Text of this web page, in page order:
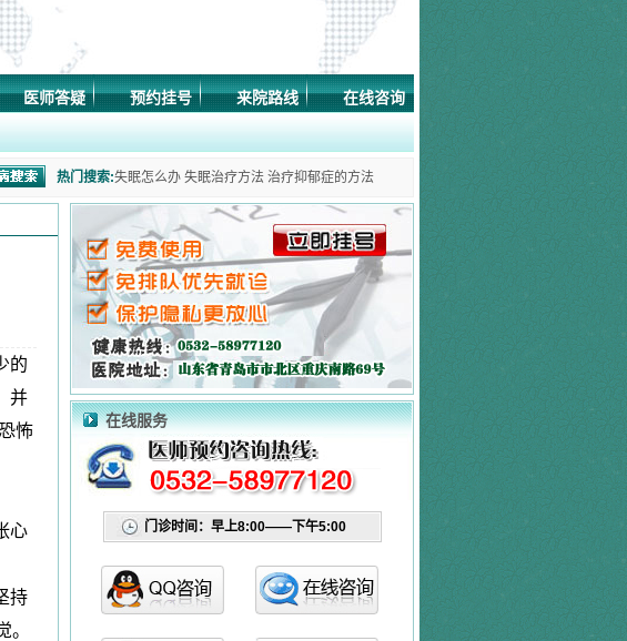
医师答疑 预约挂号 来院路线 在线咨询
热门搜索:失眠怎么办 失眠治疗方法 治疗抑郁症的方法
的
并
怖
心
持
在线服务
门诊时间：早上8:00——下午5:00